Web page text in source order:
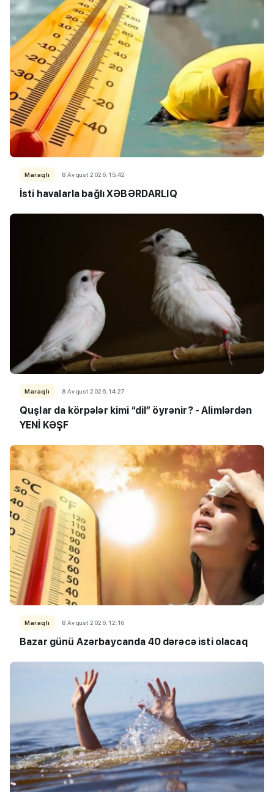
Maraqlı 8 Avqust 2026, 15:42
İsti havalarla bağlı XƏBƏRDARLIQ
Maraqlı 8 Avqust 2026, 14:27
Quşlar da körpələr kimi “dil” öyrənir? - Alimlərdən
YENİ KƏŞF
Maraqlı 8 Avqust 2026, 12:16
Bazar günü Azərbaycanda 40 dərəcə isti olacaq